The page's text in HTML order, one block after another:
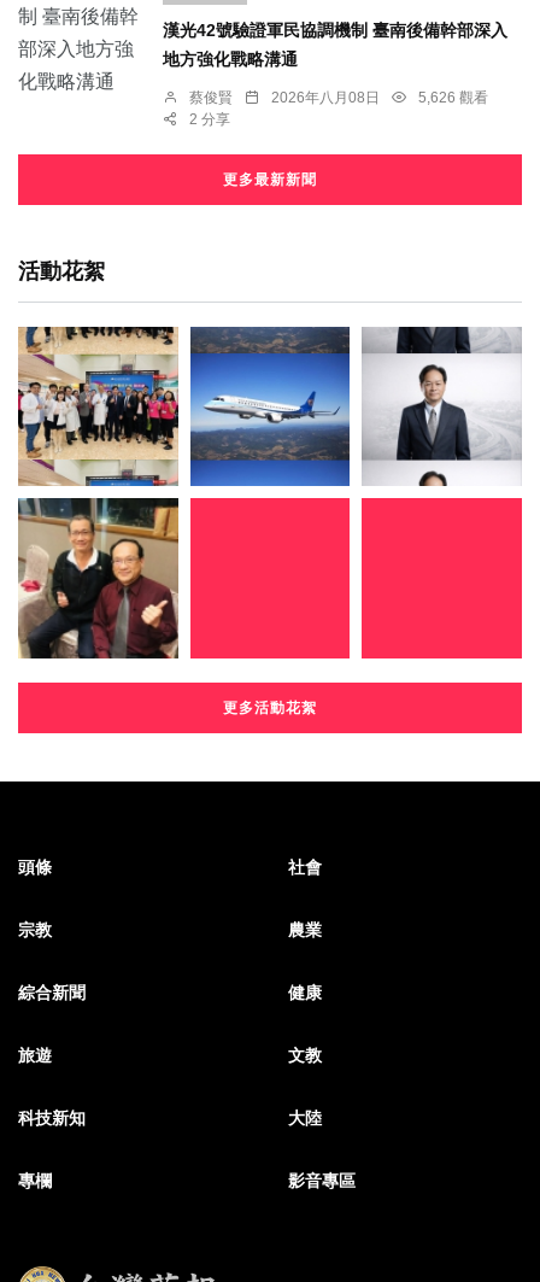
漢光42號驗證軍民協調機制 臺南後備幹部深入
地方強化戰略溝通
蔡俊賢 2026年八月08日
5,626 觀看
2 分享
更多最新新聞
活動花絮
更多活動花絮
頭條 社會
宗教 農業
綜合新聞 健康
旅遊 文教
科技新知 大陸
專欄 影音專區